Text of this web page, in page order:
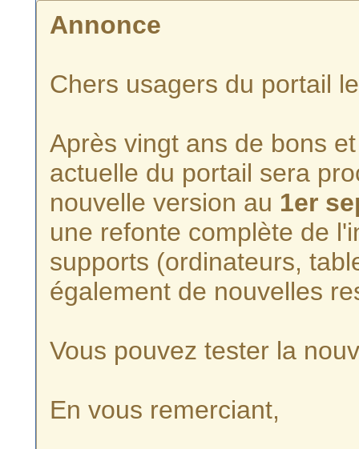
Annonce
Chers usagers du portail
Après vingt ans de bons
actuelle du portail sera
nouvelle version au 1er
une refonte complète de
supports (ordinateurs,
également de nouvelles
Vous pouvez tester la
En vous remerciant,